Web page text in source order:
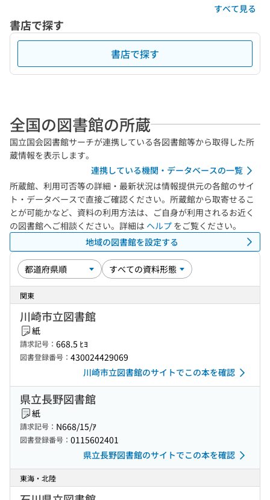
すべて見る
書店で探す
書店で探す
全国の図書館の所蔵
国立国会図書館サーチが連携している各図書館等から取得した所
蔵情報を表示します。
連携している機関・データベースの一覧
所蔵館、利用可否等の詳細・最新状況は情報提供元の各館のサイ
ト・データベースで直接ご確認ください。所蔵館から取寄せるこ
とが可能かなど、資料の利用方法は、ご自身が利用されるお近く
の図書館へご相談ください。詳細は ヘルプ をご覧ください。
地域の図書館を設定する
関東
川崎市立図書館
紙
請求記号： 668.5 ﾋﾖ
図書登録番号： 430024429069
川崎市立図書館のサイトでこの本を確認
県立長野図書館
紙
請求記号： N668/15/ｱ
図書登録番号： 0115602401
県立長野図書館のサイトでこの本を確認
東海・北陸